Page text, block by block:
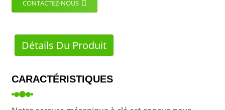
CONTACTEZ-NOUS
Détails Du Produit
CARACTÉRISTIQUES